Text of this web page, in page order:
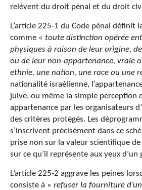
relèvent du droit pénal et du droit
L’article 225-1 du Code pénal définit
comme « toute distinction opérée
physiques à raison de leur origine,
ou de leur non-appartenance, vraie
ethnie, une nation, une race ou une
nationalité israélienne,
juive, ou même la simple perception
appartenance par les organisateurs
des critères protégés. Les
s’inscrivent précisément dans ce
prise non sur la valeur scientifique
sur ce qu’il représente aux yeux
L’article 225-2 aggrave les peines
consiste à « refuser la fourniture